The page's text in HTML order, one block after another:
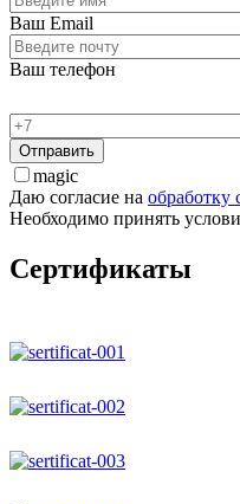
Ваш Email
Ваш телефон
magic
Даю согласие на обработку
Необходимо принять
Сертификаты